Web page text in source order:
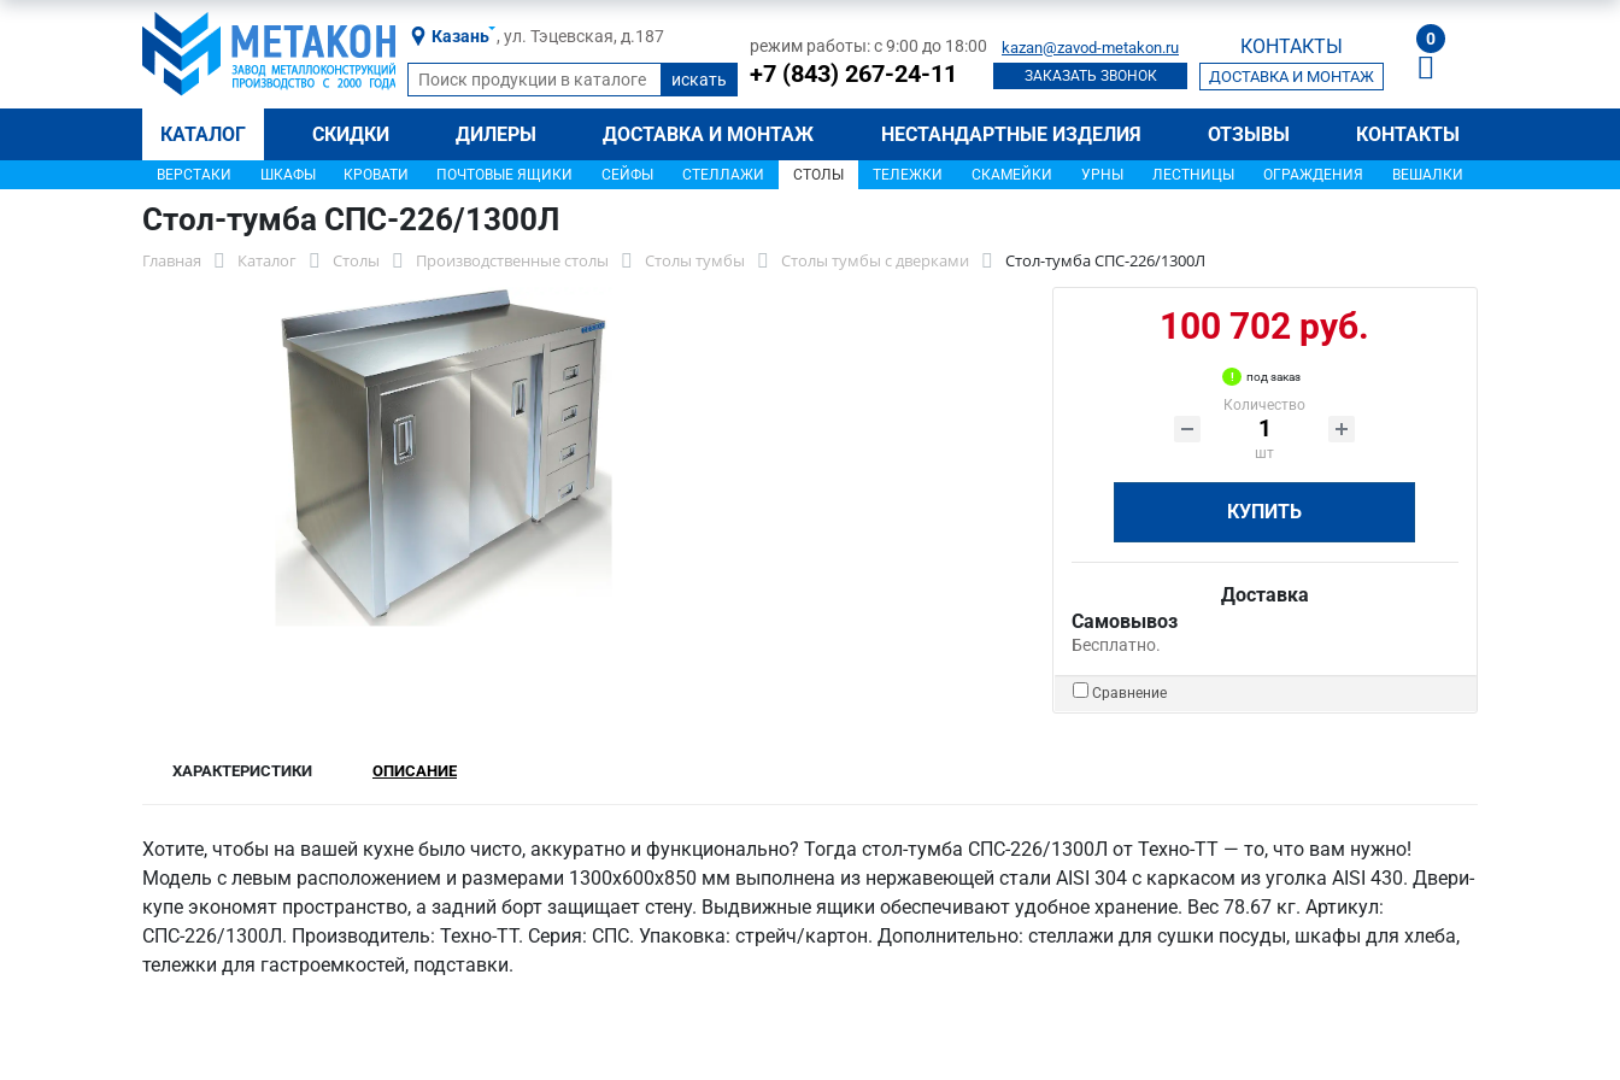
Казань , ул. Тэцевская, д.187 режим работы: с 9:00 до 18:00
+7 (843) 267-24-11
kazan@zavod-metakon.ru
ЗАКАЗАТЬ ЗВОНОК
КОНТАКТЫ
ДОСТАВКА И МОНТАЖ
0
КАТАЛОГ СКИДКИ ДИЛЕРЫ ДОСТАВКА И МОНТАЖ НЕСТАНДАРТНЫЕ ИЗДЕЛИЯ ОТЗЫВЫ КОНТАКТЫ
ВЕРСТАКИ ШКАФЫ КРОВАТИ ПОЧТОВЫЕ ЯЩИКИ СЕЙФЫ СТЕЛЛАЖИ СТОЛЫ ТЕЛЕЖКИ СКАМЕЙКИ УРНЫ ЛЕСТНИЦЫ ОГРАЖДЕНИЯ ВЕШАЛКИ
Стол-тумба СПС-226/1300Л
Главная Каталог Столы Производственные столы Столы тумбы Столы тумбы с дверками Стол-тумба СПС-226/1300Л
100 702 руб.
под заказ
Количество
шт
КУПИТЬ
Доставка
Самовывоз
Бесплатно.
Сравнение
ХАРАКТЕРИСТИКИ ОПИСАНИЕ
Хотите, чтобы на вашей кухне было чисто, аккуратно и функционально? Тогда стол-тумба СПС-226/1300Л от Техно-ТТ — то, что вам нужно!
Модель с левым расположением и размерами 1300x600x850 мм выполнена из нержавеющей стали AISI 304 с каркасом из уголка AISI 430. Двери-
купе экономят пространство, а задний борт защищает стену. Выдвижные ящики обеспечивают удобное хранение. Вес 78.67 кг. Артикул:
СПС-226/1300Л. Производитель: Техно-ТТ. Серия: СПС. Упаковка: стрейч/картон. Дополнительно: стеллажи для сушки посуды, шкафы для хлеба,
тележки для гастроемкостей, подставки.